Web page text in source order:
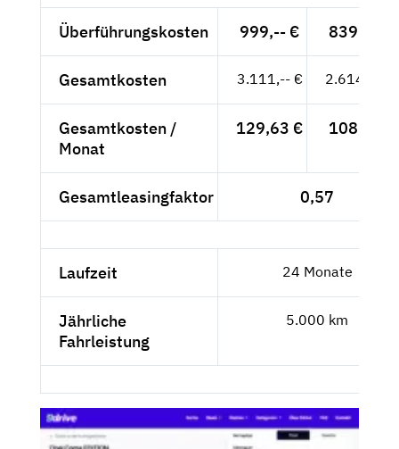
Überführungskosten 999,-- € 839,50 €
Gesamtkosten 3.111,-- € 2.614,29 €
Gesamtkosten /
Monat
129,63 € 108,93 €
Gesamtleasingfaktor 0,57
Laufzeit 24 Monate
Jährliche
Fahrleistung
5.000 km